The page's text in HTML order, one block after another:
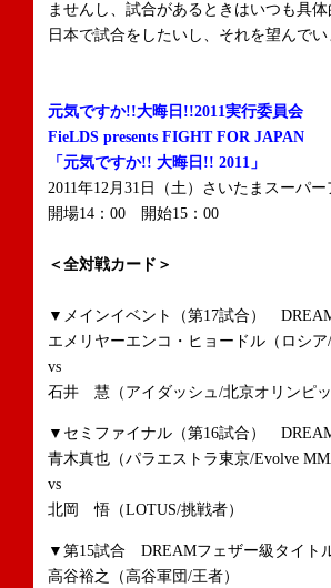
ませんし、試合があるときはいつも具
日本で試合をしたいし、それを望んで
元気ですか!!大晦日!!2011実行委員会
FieLDS presents FIGHT FOR JAPAN
「元気ですか!! 大晦日!! 2011」
2011年12月31日（土）さいたまスーパ
開場14：00 開始15：00
＜全対戦カード＞
▼メインイベント（第17試合）
エメリヤーエンコ・ヒョードル（ロシ
vs
石井 慧（アイダッシュ/北京オリンピ
▼セミファイナル（第16試合）
青木真也（パラエストラ東京/Evolve
vs
北岡 悟（LOTUS/挑戦者）
▼第15試合 DREAMフェザー級タイト
高谷裕之（高谷軍団/王者）